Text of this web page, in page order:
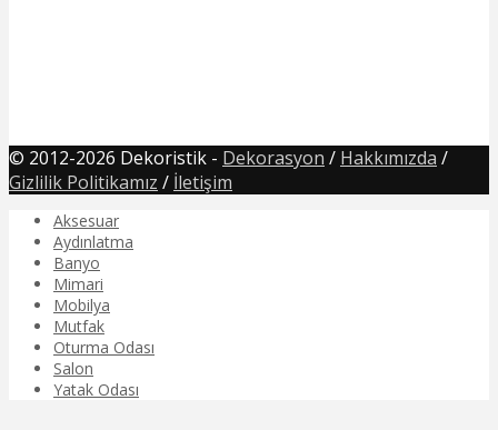
© 2012-2026 Dekoristik - Dekorasyon / Hakkımızda /
Gizlilik Politikamız / İletişim
Aksesuar
Aydınlatma
Banyo
Mimari
Mobilya
Mutfak
Oturma Odası
Salon
Yatak Odası